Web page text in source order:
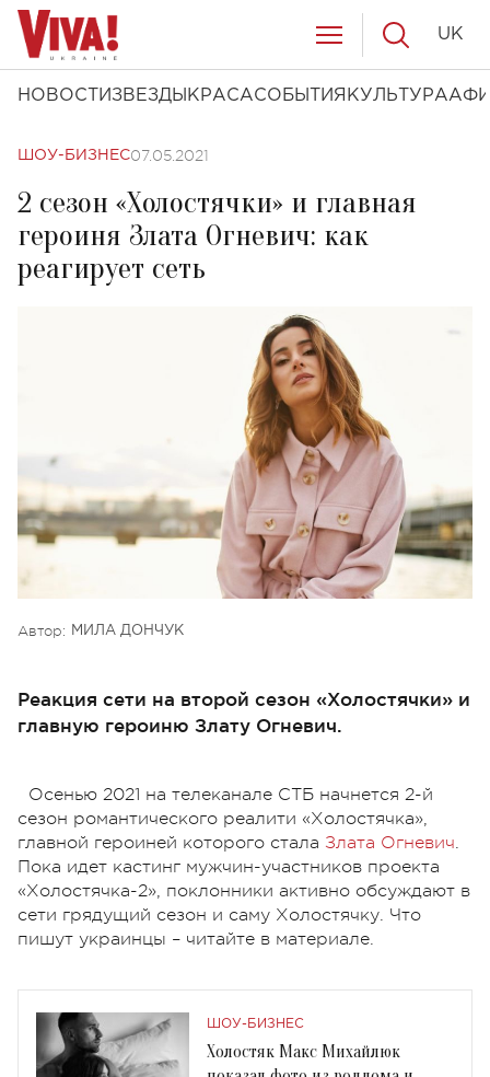
НОВОСТИ ЗВЕЗДЫ КРАСАСОБЫТИЯ КУЛЬТУРА
UK
ШОУ-БИЗНЕС07.05.2021
2 сезон «Холостячки» и главная
героиня Злата Огневич: как
реагирует сеть
Автор: МИЛА ДОНЧУК
Реакция сети на второй сезон «Холостячки» и
главную героиню Злату Огневич.
Осенью 2021 на телеканале СТБ начнется 2-й
сезон романтического реалити «Холостячка»,
главной героиней которого стала Злата Огневич.
Пока идет кастинг мужчин-участников проекта
«Холостячка-2», поклонники активно обсуждают в
сети грядущий сезон и саму Холостячку. Что
пишут украинцы – читайте в материале.
ШОУ-БИЗНЕС
Холостяк Макс Михайлюк